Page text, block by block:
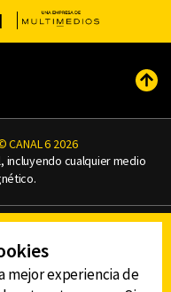
CANAL 6 2026
incluyendo cualquier medio
mejor experiencia de